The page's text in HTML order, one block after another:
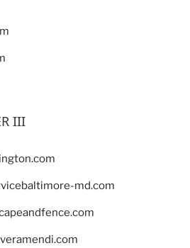
III
md.com